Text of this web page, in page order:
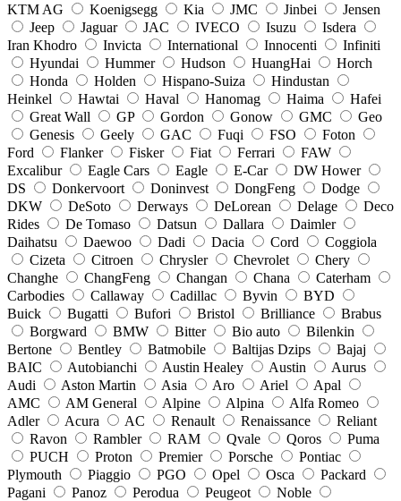
KTM AG
Koenigsegg Kia JMC Jinbei
Jensen
Jeep
Jaguar JAC IVECO Isuzu
Isdera
Iran Khodro
Invicta International Innocenti
Infiniti
Hyundai
Hummer Hudson HuangHai
Horch
Honda
Holden Hispano-Suiza
Hindustan
Heinkel
Hawtai Haval Hanomag Haima
Hafei
Great Wall
GP Gordon Gonow GMC
Geo
Genesis
Geely GAC Fuqi FSO
Foton
Ford
Flanker Fisker Fiat Ferrari
FAW
Excalibur
Eagle Cars Eagle E-Car
DW Hower
DS
Donkervoort Doninvest DongFeng
Dodge
DKW
DeSoto Derways DeLorean Delage
Deco
Rides
De Tomaso Datsun Dallara
Daimler
Daihatsu
Daewoo Dadi Dacia Cord
Coggiola
Cizeta
Citroen Chrysler Chevrolet
Chery
Changhe
ChangFeng Changan Chana
Caterham
Carbodies
Callaway Cadillac Byvin
BYD
Buick
Bugatti Bufori Bristol Brilliance
Brabus
Borgward
BMW Bitter Bio auto
Bilenkin
Bertone
Bentley Batmobile Baltijas Dzips
Bajaj
BAIC
Autobianchi Austin Healey Austin
Aurus
Audi
Aston Martin Asia Aro Ariel
Apal
AMC
AM General Alpine Alpina
Alfa Romeo
Adler
Acura AC Renault Renaissance
Reliant
Ravon
Rambler RAM Qvale Qoros
Puma
PUCH
Proton Premier Porsche
Pontiac
Plymouth
Piaggio PGO Opel Osca
Packard
Pagani
Panoz Perodua Peugeot
Noble